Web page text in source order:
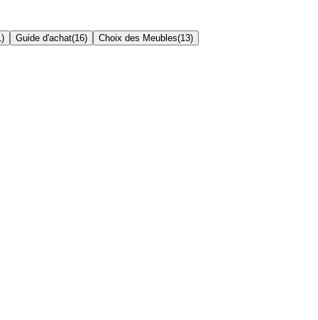
) Guide d'achat(16) Choix des Meubles(13)